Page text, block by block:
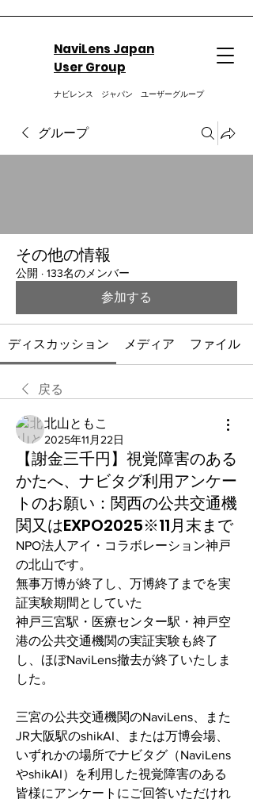
NaviLens Japan
User Group
ナビレンス ジャパン ユーザーグループ
グループ
その他の情報
公開 · 133名のメンバー
参加する
ディスカッション メディア ファイル
戻る
北山ともこ
2025年11月22日
【謝金三千円】視覚障害のある
かたへ、ナビタグ利用アンケー
トのお願い：関西の公共交通機
関又はEXPO2025※11月末まで
NPO法人アイ・コラボレーション神戸
の北山です。
無事万博が終了し、万博終了までを実
証実験期間としていた
神戸三宮駅・医療センター駅・神戸空
港の公共交通機関の実証実験も終了
し、ほぼNaviLens撤去が終了いたしま
した。
三宮の公共交通機関のNaviLens、また
JR大阪駅のshikAI、または万博会場、
いずれかの場所でナビタグ（NaviLens
やshikAI）を利用した視覚障害のある
皆様にアンケートにご回答いただけれ